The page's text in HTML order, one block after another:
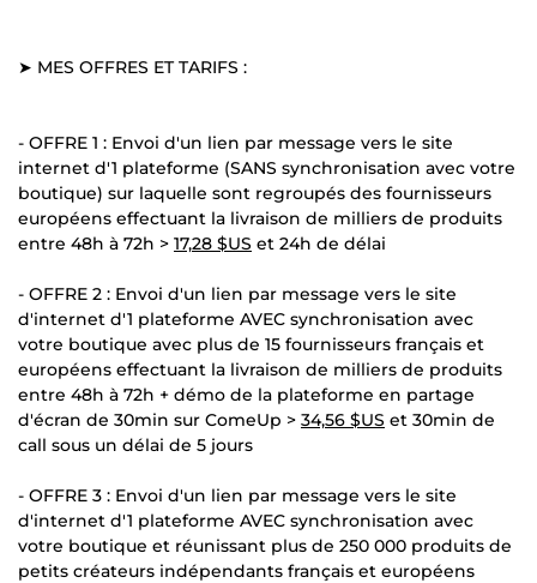
➤ MES OFFRES ET TARIFS :
- OFFRE 1 : Envoi d'un lien par message vers le site
internet d'1 plateforme (SANS synchronisation avec votre
boutique) sur laquelle sont regroupés des fournisseurs
européens effectuant la livraison de milliers de produits
entre 48h à 72h > 17,28 $US et 24h de délai
- OFFRE 2 : Envoi d'un lien par message vers le site
d'internet d'1 plateforme AVEC synchronisation avec
votre boutique avec plus de 15 fournisseurs français et
européens effectuant la livraison de milliers de produits
entre 48h à 72h + démo de la plateforme en partage
d'écran de 30min sur ComeUp > 34,56 $US et 30min de
call sous un délai de 5 jours
- OFFRE 3 : Envoi d'un lien par message vers le site
d'internet d'1 plateforme AVEC synchronisation avec
votre boutique et réunissant plus de 250 000 produits de
petits créateurs indépendants français et européens